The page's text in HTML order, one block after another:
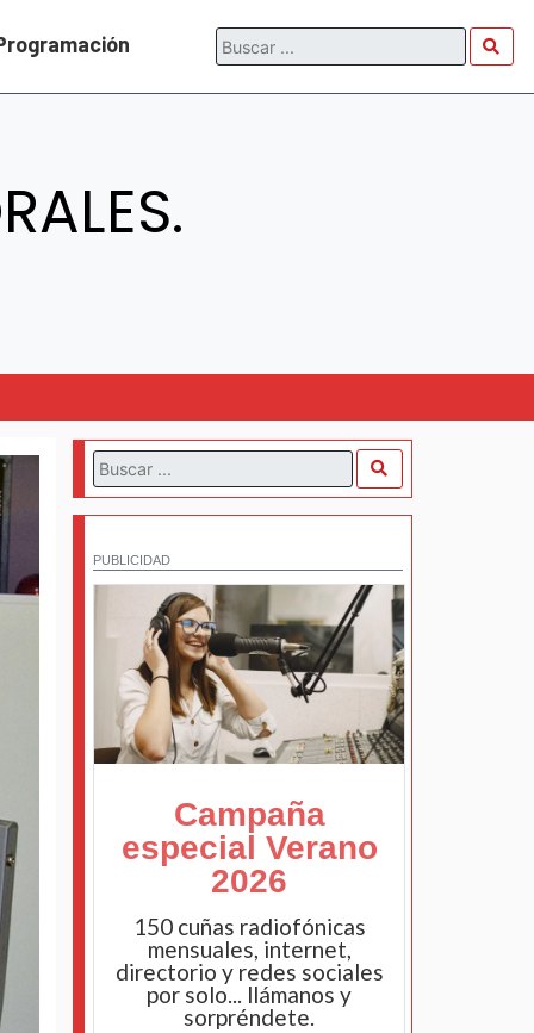
PUBLICIDAD
Campaña
especial Verano
2026
150 cuñas radiofónicas
mensuales, internet,
directorio y redes sociales
por solo... llámanos y
sorpréndete.